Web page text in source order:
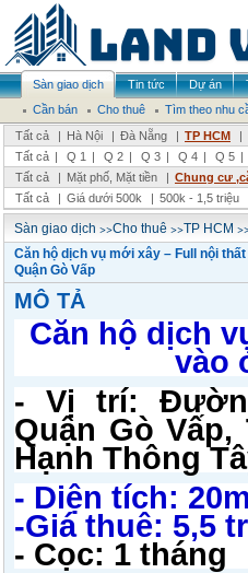
Sàn giao dịch Tin tức Dự án
Cần bán
Cho thuê
Tìm theo nhu
Tất cả
| Hà Nội | Đà Nẵng | TP HCM |
Tất cả | Q 1 | Q 2 | Q 3 | Q 4 | Q 5 |
Tất cả
| Mặt phố, Mặt tiền | Chung cư
Tất cả
| Giá dưới 500k | 500k - 1,5 triệu
Sàn giao dịch >>Cho thuê >>TP HCM
Căn hộ dịch vụ mới xây – Full nội
Quận Gò Vấp
MÔ TẢ
Căn hộ dịch
vào
- Vị trí:
Quận Gò
Hạnh Thông
- Diện tích:
-Giá thuê: 5,5
- Cọc: 1 tháng